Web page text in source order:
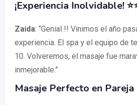
¡Experiencia Inolvidable!
Zaida: “Genial !! Vinimos el año
experiencia. El spa y el equipo de
10. Volveremos, el masaje fue
inmejorable.”
Masaje Perfecto en Pareja